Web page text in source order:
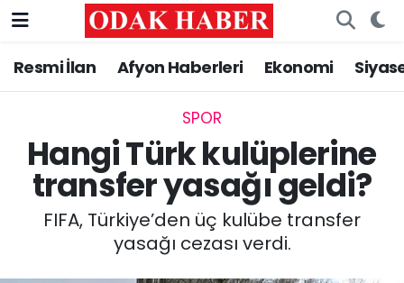
Resmi İlan Afyon Haberleri Ekonomi
SPOR
Hangi Türk kulüplerine
transfer yasağı geldi?
FIFA, Türkiye’den üç kulübe transfer
yasağı cezası verdi.
AFYONKARAHİSAR HABERLERİ
ASAYİŞ
SİYASET
Nöbetçi Eczaneler
Trafik Durumu
Süper Lig Puan Durumu ve Fikstür
Tüm Manşetler